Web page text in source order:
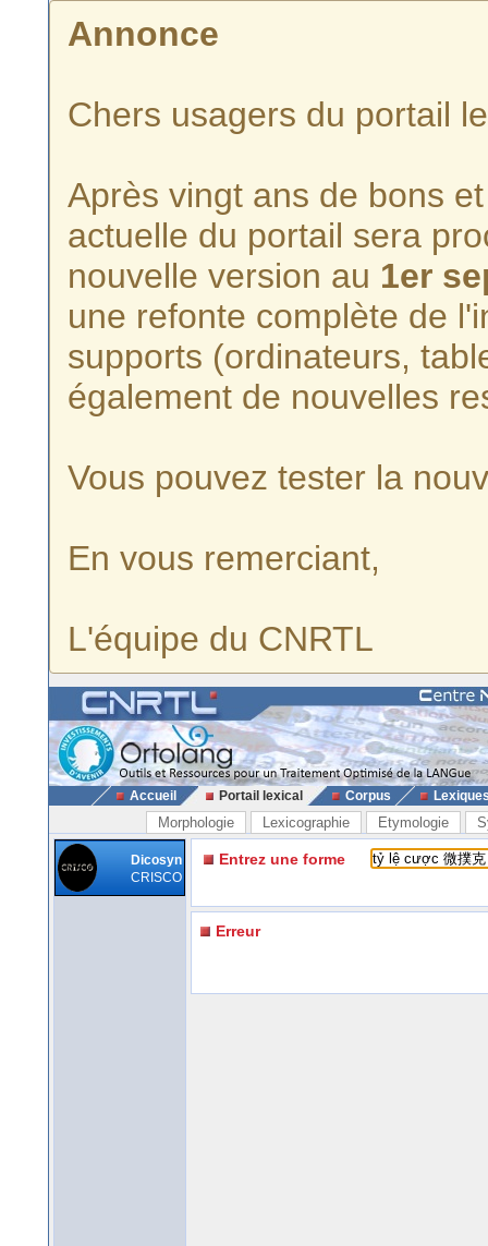
Annonce
Chers usagers du portail
Après vingt ans de bons
actuelle du portail sera
nouvelle version au 1er
une refonte complète de
supports (ordinateurs,
également de nouvelles
Vous pouvez tester la
En vous remerciant,
L'équipe du CNRTL
Accueil Portail lexical Corpus
Morphologie Lexicographie Etymologie
Dicosyn
CRISCO
Entrez une forme
Erreur